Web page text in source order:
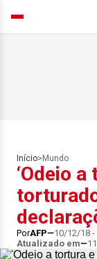
Início> Mundo
‘Odeio
PorAFP 10/12/18 -
Atualizado em